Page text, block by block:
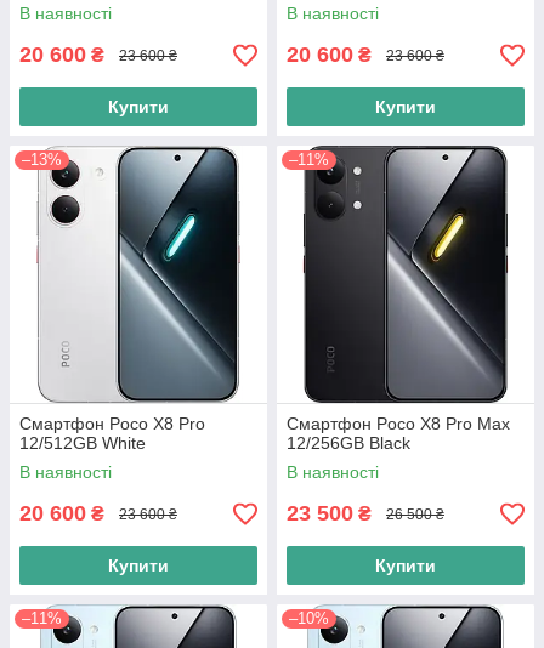
В наявності
20 600 ₴ 23 600 ₴
Купити
В наявності
20 600 ₴ 23 600 ₴
Купити
–13%
Смартфон Poco X8 Pro
12/512GB White
В наявності
20 600 ₴ 23 600 ₴
Купити
–11%
Смартфон Poco X8 Pro Max
12/256GB Black
В наявності
23 500 ₴ 26 500 ₴
Купити
–11% –10%